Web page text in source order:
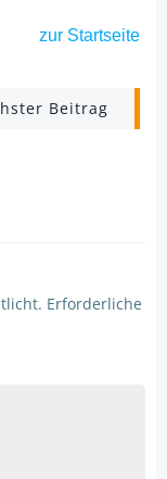
zur Startseite
Beitrag
Erforderliche